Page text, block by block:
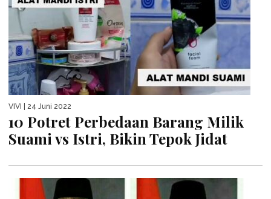
VIVI | 24 Juni 2022
10 Potret Perbedaan Barang Milik
Suami vs Istri, Bikin Tepok Jidat